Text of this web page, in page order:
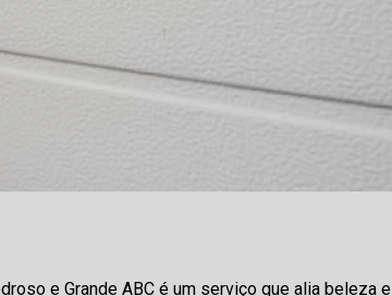
e Grande ABC é um serviço que alia beleza e